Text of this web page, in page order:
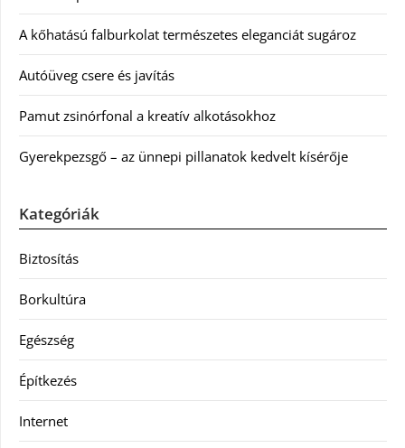
A kőhatású falburkolat természetes eleganciát sugároz
Autóüveg csere és javítás
Pamut zsinórfonal a kreatív alkotásokhoz
Gyerekpezsgő – az ünnepi pillanatok kedvelt kísérője
Kategóriák
Biztosítás
Borkultúra
Egészség
Építkezés
Internet